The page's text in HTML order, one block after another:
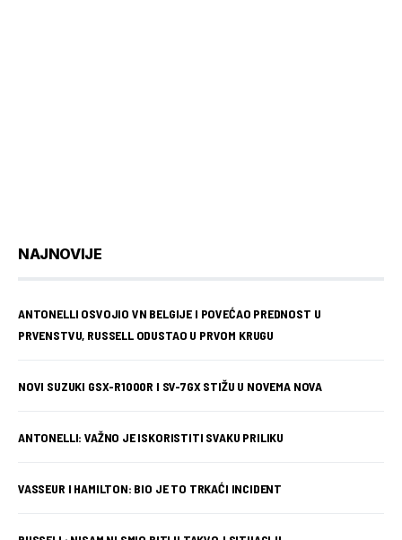
NAJNOVIJE
ANTONELLI OSVOJIO VN BELGIJE I POVEĆAO PREDNOST U
PRVENSTVU, RUSSELL ODUSTAO U PRVOM KRUGU
NOVI SUZUKI GSX-R1000R I SV-7GX STIŽU U NOVEMA NOVA
ANTONELLI: VAŽNO JE ISKORISTITI SVAKU PRILIKU
VASSEUR I HAMILTON: BIO JE TO TRKAĆI INCIDENT